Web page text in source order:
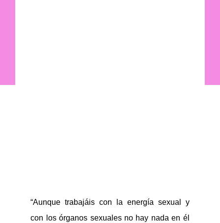
“Aunque trabajáis con la energía sexual y
con los órganos sexuales no hay nada en él